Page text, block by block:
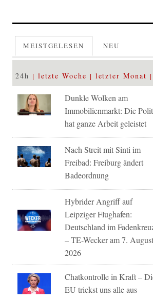
MEISTGELESEN NEU
24h letzte Woche letzter Monat
Dunkle Wolken am
Immobilienmarkt: Die
hat ganze Arbeit geleistet
Nach Streit mit Sinti im
Freibad: Freiburg ändert
Badeordnung
Hybrider Angriff auf
Leipziger Flughafen:
Deutschland im
– TE-Wecker am 7. August
2026
Chatkontrolle in Kraft –
EU trickst uns alle aus